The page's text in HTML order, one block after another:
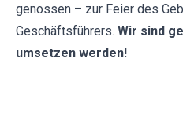
genossen – zur Feier des
Geschäftsführers. Wir sind
umsetzen werden!